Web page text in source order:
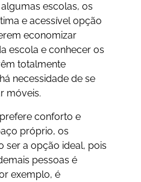
escolas, os
e acessível opção
economizar
escola e conhecer os
totalmente
necessidade de se
móveis.
conforto e
próprio, os
ser a opção ideal, pois
pessoas é
exemplo, é